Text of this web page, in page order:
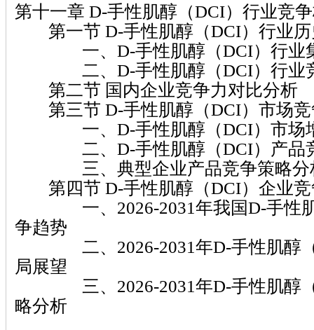
第十一章 D-手性肌醇（DCI）行业竞
第一节 D-手性肌醇（DCI）行业历
一、D-手性肌醇（DCI）行业
二、D-手性肌醇（DCI）行业
第二节 国内企业竞争力对比分析
第三节 D-手性肌醇（DCI）市场竞
一、D-手性肌醇（DCI）市场增
二、D-手性肌醇（DCI）产品竞
三、典型企业产品竞争策略分
第四节 D-手性肌醇（DCI）企业竞
一、2026-2031年我国D-手性肌
争趋势
二、2026-2031年D-手性肌醇（
局展望
三、2026-2031年D-手性肌醇（
略分析